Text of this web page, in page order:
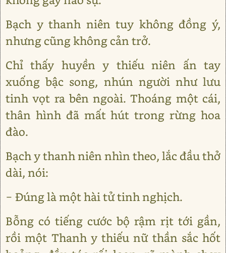
Bạch y thanh niên tuy không đồng ý,
nhưng cũng không cản trở.
Chỉ thấy huyền y thiếu niên ấn tay
xuống bậc song, nhún người như lưu
tinh vọt ra bên ngoài. Thoáng một cái,
thân hình đã mất hút trong rừng hoa
đào.
Bạch y thanh niên nhìn theo, lắc đầu thở
dài, nói:
− Đúng là một hài tử tinh nghịch.
Bỗng có tiếng cước bộ rậm rịt tới gần,
rồi một Thanh y thiếu nữ thần sắc hốt